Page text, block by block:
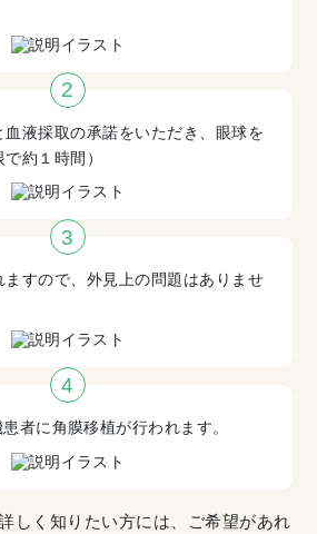
血液採取の承諾をいただき、眼球を
約１時間）
ますので、外見上の問題はありませ
者に角膜移植が行われます。
しく知りたい方には、ご希望があれ